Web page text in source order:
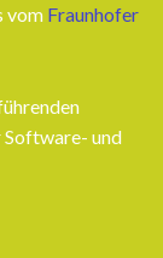
vom Fraunhofer
Software- und